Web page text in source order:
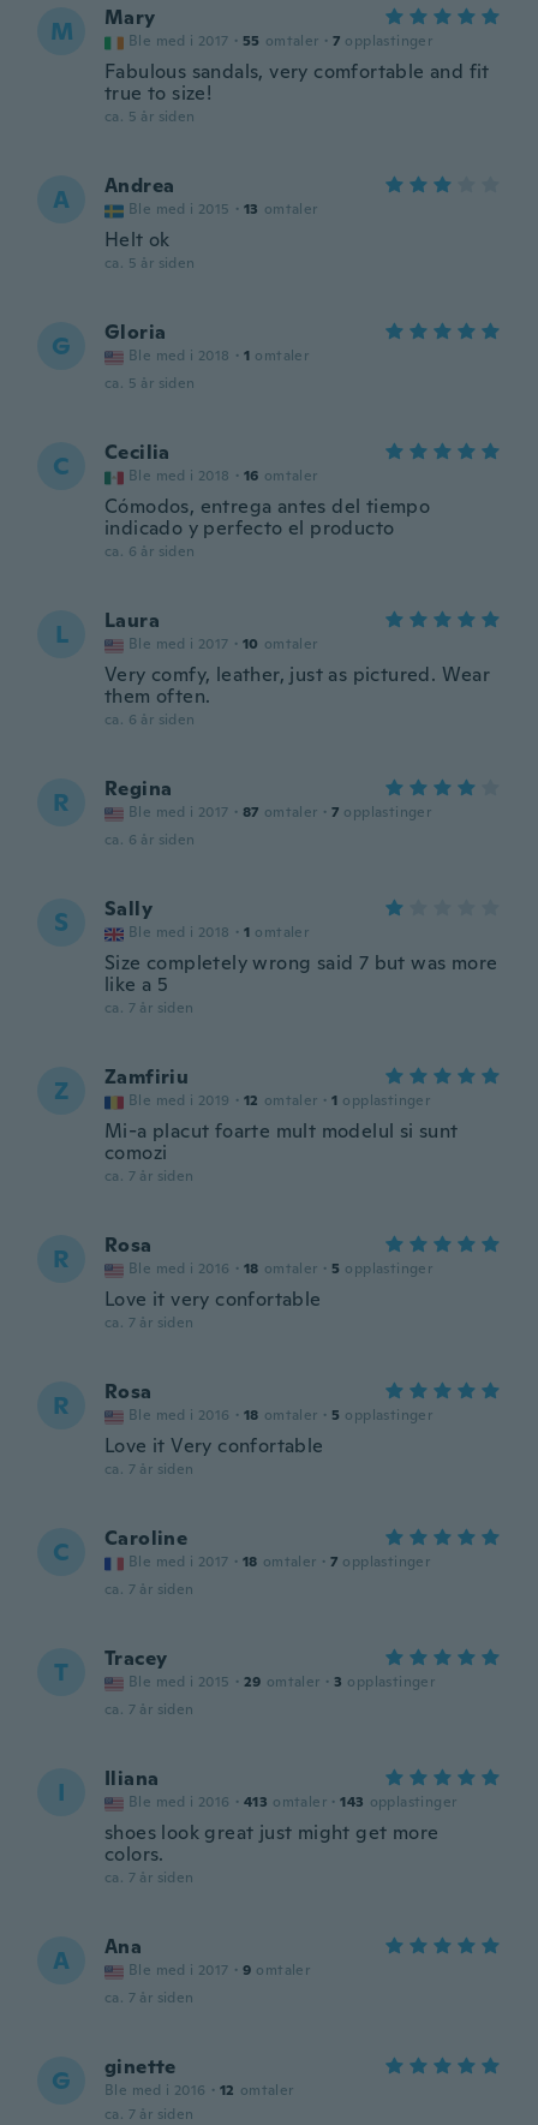
M Mary
Ble med i 2017 · 55 omtaler · 7 opplastinger
Fabulous sandals, very comfortable and fit
true to size!
ca. 5 år siden
A Andrea
Ble med i 2015 · 13 omtaler
Helt ok
ca. 5 år siden
G Gloria
Ble med i 2018 · 1 omtaler
ca. 5 år siden
C Cecilia
Ble med i 2018 · 16 omtaler
Cómodos, entrega antes del tiempo
indicado y perfecto el producto
ca. 6 år siden
L Laura
Ble med i 2017 · 10 omtaler
Very comfy, leather, just as pictured. Wear
them often.
ca. 6 år siden
R Regina
Ble med i 2017 · 87 omtaler · 7 opplastinger
ca. 6 år siden
S Sally
Ble med i 2018 · 1 omtaler
Size completely wrong said 7 but was more
like a 5
ca. 7 år siden
Z Zamfiriu
Ble med i 2019 · 12 omtaler · 1 opplastinger
Mi-a placut foarte mult modelul si sunt
comozi
ca. 7 år siden
R Rosa
Ble med i 2016 · 18 omtaler · 5 opplastinger
Love it very confortable
ca. 7 år siden
R Rosa
Ble med i 2016 · 18 omtaler · 5 opplastinger
Love it Very confortable
ca. 7 år siden
C Caroline
Ble med i 2017 · 18 omtaler · 7 opplastinger
ca. 7 år siden
T Tracey
Ble med i 2015 · 29 omtaler · 3 opplastinger
ca. 7 år siden
I Iliana
Ble med i 2016 · 413 omtaler · 143 opplastinger
shoes look great just might get more
colors.
ca. 7 år siden
A Ana
Ble med i 2017 · 9 omtaler
ca. 7 år siden
G ginette
Ble med i 2016 · 12 omtaler
ca. 7 år siden